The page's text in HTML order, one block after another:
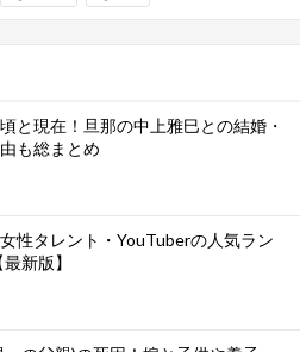
と現在！旦那の中上雅巳との結婚・
も総まとめ
性タレント・YouTuberの人気ラン
新版】